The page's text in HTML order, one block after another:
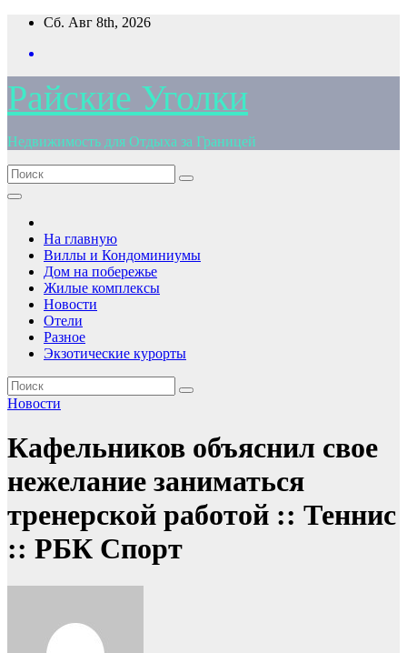
Перейти
содержимому
Сб. Авг 8th, 2026
Райские Уголки
Недвижимость для Отдыха за Границей
На главную
Виллы и Кондоминиумы
Дом на побережье
Жилые комплексы
Новости
Отели
Разное
Экзотические курорты
Новости
Кафельников объяснил свое
нежелание заниматься
тренерской работой :: Теннис
:: РБК Спорт